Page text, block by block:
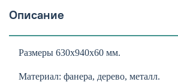
Описание
Размеры 630х940х60 мм.
Материал: фанера, дерево, металл.